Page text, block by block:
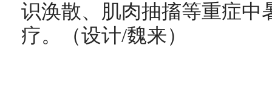
识涣散、肌肉抽搐等重症中
疗。（设计/魏来）